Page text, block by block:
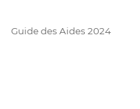
Guide des Aides 2024